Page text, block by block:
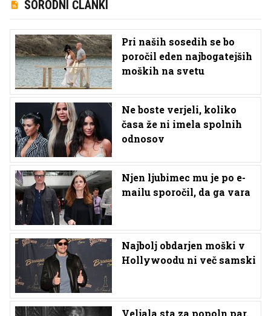
SORODNI ČLANKI
Pri naših sosedih se bo
poročil eden najbogatejših
moških na svetu
Ne boste verjeli, koliko
časa že ni imela spolnih
odnosov
Njen ljubimec mu je po e-
mailu sporočil, da ga vara
Najbolj obdarjen moški v
Hollywoodu ni več samski
Veljala sta za popoln par,